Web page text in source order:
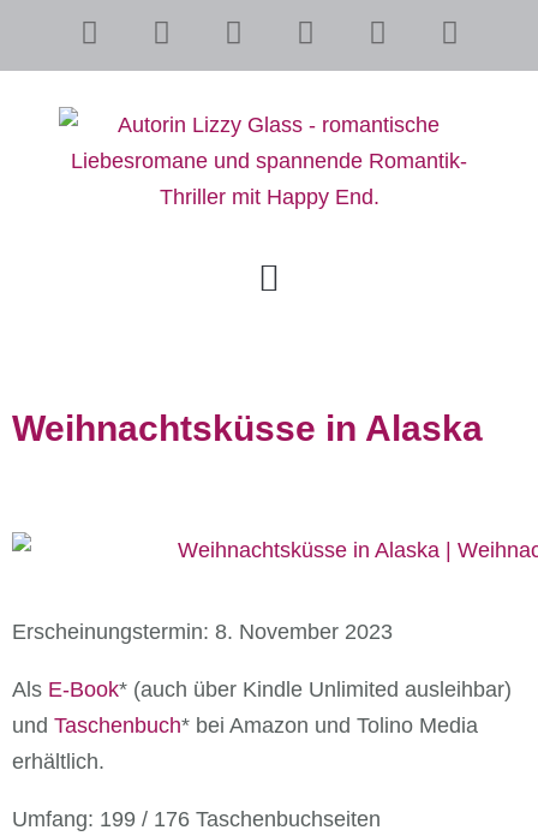
Weihnachtsküsse in Alaska
Erscheinungstermin: 8. November 2023
Als E-Book* (auch über Kindle Unlimited ausleihbar)
und Taschenbuch* bei Amazon und Tolino Media
erhältlich.
Umfang: 199 / 176 Taschenbuchseiten